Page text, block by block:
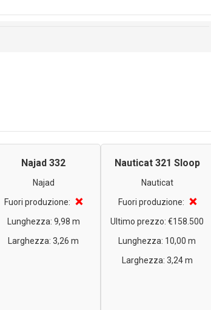
Najad 332
Najad
Fuori produzione: ❌
Lunghezza: 9,98 m
Larghezza: 3,26 m
Nauticat 321 Sloop
Nauticat
Fuori produzione: ❌
Ultimo prezzo: €158.500
Lunghezza: 10,00 m
Larghezza: 3,24 m